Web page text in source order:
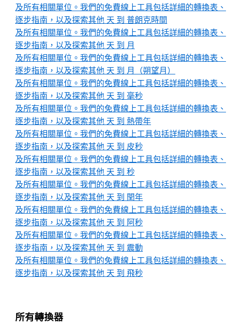
及所有相關單位。我們的免費線上工具包括詳細的轉換表、
逐步指南，以及探索其他 天 到 普朗克時間
及所有相關單位。我們的免費線上工具包括詳細的轉換表、
逐步指南，以及探索其他 天 到 月
及所有相關單位。我們的免費線上工具包括詳細的轉換表、
逐步指南，以及探索其他 天 到 月（朔望月）
及所有相關單位。我們的免費線上工具包括詳細的轉換表、
逐步指南，以及探索其他 天 到 毫秒
及所有相關單位。我們的免費線上工具包括詳細的轉換表、
逐步指南，以及探索其他 天 到 熱帶年
及所有相關單位。我們的免費線上工具包括詳細的轉換表、
逐步指南，以及探索其他 天 到 皮秒
及所有相關單位。我們的免費線上工具包括詳細的轉換表、
逐步指南，以及探索其他 天 到 秒
及所有相關單位。我們的免費線上工具包括詳細的轉換表、
逐步指南，以及探索其他 天 到 閏年
及所有相關單位。我們的免費線上工具包括詳細的轉換表、
逐步指南，以及探索其他 天 到 阿秒
及所有相關單位。我們的免費線上工具包括詳細的轉換表、
逐步指南，以及探索其他 天 到 震動
及所有相關單位。我們的免費線上工具包括詳細的轉換表、
逐步指南，以及探索其他 天 到 飛秒
所有轉換器